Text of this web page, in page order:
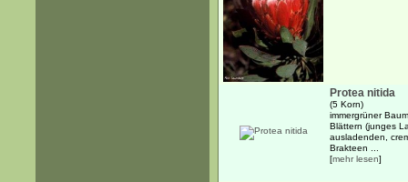
Protea nitida
(5 Korn)
immergrüner
Blättern (junges
ausladenden,
Brakteen ...
[mehr lesen]